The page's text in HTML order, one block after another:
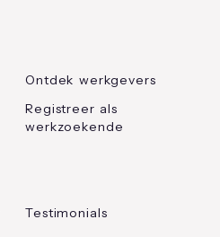
Ontdek werkgevers
Registreer als
werkzoekende
Testimonials